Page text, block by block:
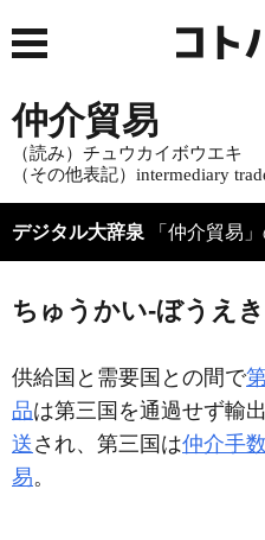
仲介貿易
（読み）チュウカイボウエキ
（その他表記）intermediary
デジタル大辞泉 「仲介貿易
ちゅうかい‐ぼうえき
供給国と需要国との間で
品は第三国を通過せず輸
送 され、第三国は仲介手
易。